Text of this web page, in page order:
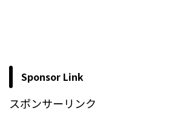
Sponsor Link
スポンサーリンク